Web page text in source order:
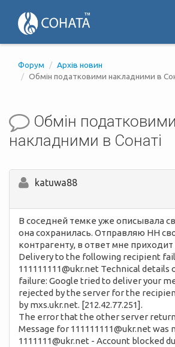
Форум
Архів новин
Обмін податковими накладними в
Обмін податковими
накладними в Сонаті
katuwa88
В соседней темке уже описывала
она сохранилась. Отправляю НН
контрагенту, в ответ мне
Delivery to the following recipient
111111111@ukr.net Technical
failure: Google tried to deliver your
rejected by the server for the
by mxs.ukr.net. [212.42.77.251].
The error that the other server
Message for 111111111@ukr.net was
1111111@ukr.net - Account blocked